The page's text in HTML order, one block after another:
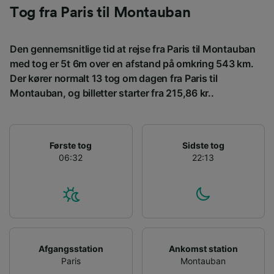
Tog fra Paris til Montauban
Den gennemsnitlige tid at rejse fra Paris til Montauban
med tog er 5t 6m over en afstand på omkring 543 km.
Der kører normalt 13 tog om dagen fra Paris til
Montauban, og billetter starter fra 215,86 kr..
Første tog
06:32
Sidste tog
22:13
Afgangsstation
Paris
Ankomst station
Montauban
enhedskarakteristika til identifikation.
Opbevare og/eller tilgå oplysninger på en
annoncerings- og indholdsmåling,
målgruppeundersøgelser og udvikling af
tjenester.
Liste over partnere (leverandører)